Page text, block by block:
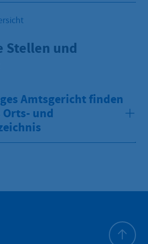
Stellen und
Amtsgericht finden
Orts- und